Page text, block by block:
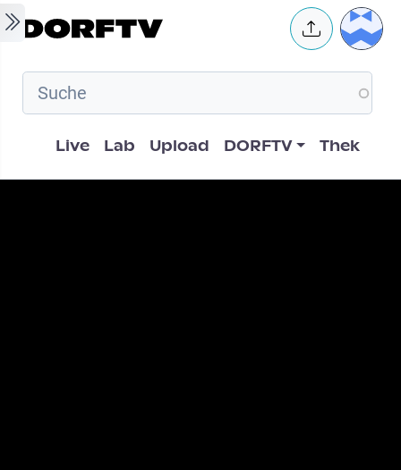
Skip to main content User
Hauptnavigation
Live Lab Upload DORFTV Thek